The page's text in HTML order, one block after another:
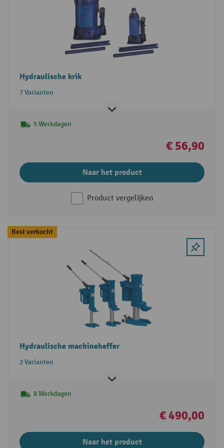
Hydraulische krik
7 Varianten
5 Werkdagen
€ 56,90
Naar het product
Product vergelijken
Best verkocht
Hydraulische machineheffer
2 Varianten
8 Werkdagen
€ 490,00
Naar het product